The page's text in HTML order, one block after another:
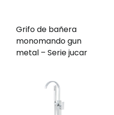
Grifo de bañera
monomando gun
metal – Serie jucar